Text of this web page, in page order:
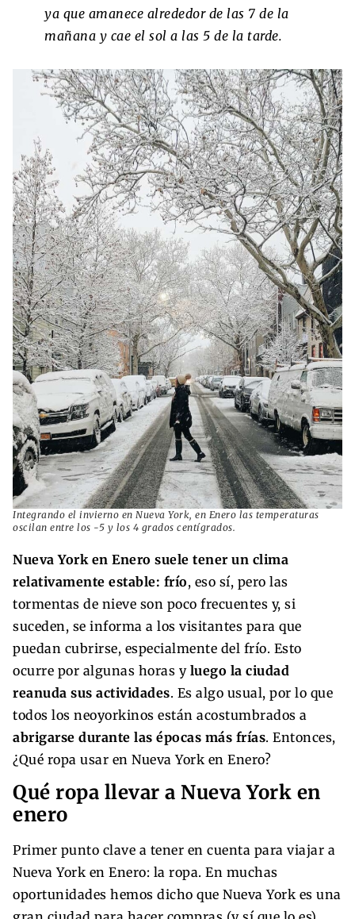
ya que amanece alrededor de las 7 de la
mañana y cae el sol a las 5 de la tarde.
Integrando el invierno en Nueva York, en Enero las temperaturas
oscilan entre los -5 y los 4 grados centígrados.
Nueva York en Enero suele tener un clima
relativamente estable: frío, eso sí, pero las
tormentas de nieve son poco frecuentes y, si
suceden, se informa a los visitantes para que
puedan cubrirse, especialmente del frío. Esto
ocurre por algunas horas yluego la ciudad
reanuda sus actividades. Es algo usual, por lo que
todos los neoyorkinos están acostumbrados a
abrigarse durante las épocas más frías. Entonces,
¿Qué ropa usar en Nueva York en Enero?
Qué ropa llevar a Nueva York en
enero
Primer punto clave a tener en cuenta para viajar a
Nueva York en Enero: la ropa. En muchas
oportunidades hemos dicho que Nueva York es una